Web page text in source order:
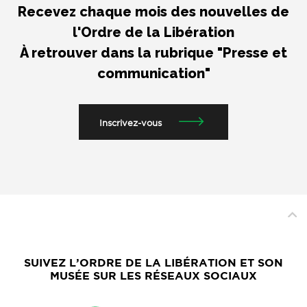
Recevez chaque mois des nouvelles de
l'Ordre de la Libération
À retrouver dans la rubrique "Presse et
communication"
Inscrivez-vous
SUIVEZ L’ORDRE DE LA LIBÉRATION ET SON
MUSÉE SUR LES RÉSEAUX SOCIAUX